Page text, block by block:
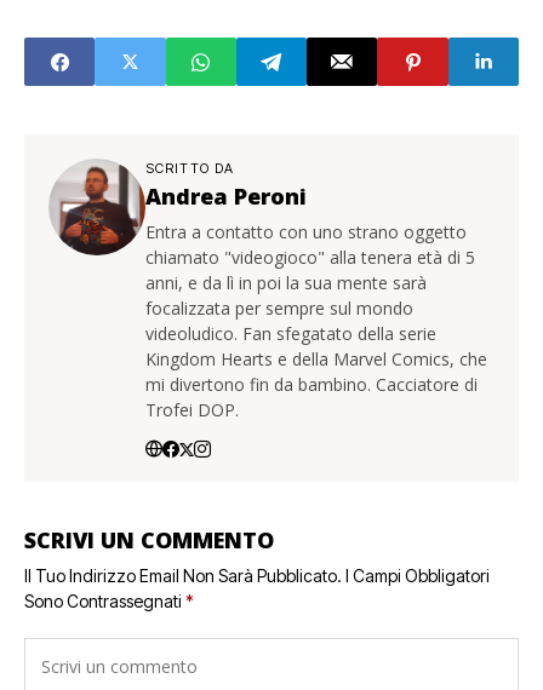
SCRITTO DA
Andrea Peroni
Entra a contatto con uno strano oggetto
chiamato "videogioco" alla tenera età di 5
anni, e da lì in poi la sua mente sarà
focalizzata per sempre sul mondo
videoludico. Fan sfegatato della serie
Kingdom Hearts e della Marvel Comics, che
mi divertono fin da bambino. Cacciatore di
Trofei DOP.
SCRIVI UN COMMENTO
Il Tuo Indirizzo Email Non Sarà Pubblicato. I Campi Obbligatori
Sono Contrassegnati *